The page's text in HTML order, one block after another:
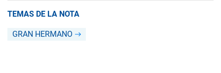
TEMAS DE LA NOTA
GRAN HERMANO